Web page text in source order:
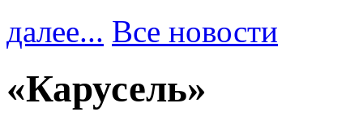
далее... Все новости
«Карусель»